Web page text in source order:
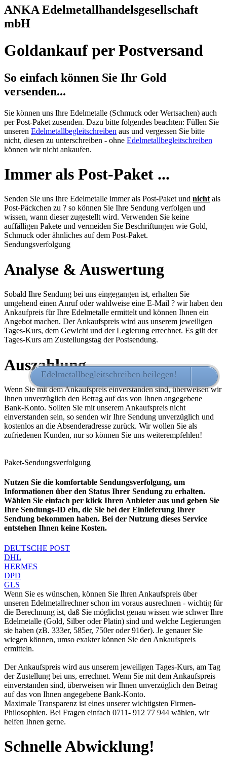
ANKA Edelmetallhandelsgesellschaft
mbH
Goldankauf per Postversand
So einfach können Sie Ihr Gold
versenden...
Sie können uns Ihre Edelmetalle (Schmuck oder Wertsachen) auch
per Post-Paket zusenden. Dazu bitte folgendes beachten: Füllen Sie
unseren Edelmetallbegleitschreiben aus und vergessen Sie bitte
nicht, diesen zu unterschreiben - ohne Edelmetallbegleitschreiben
können wir nicht ankaufen.
Immer als Post-Paket ...
Senden Sie uns Ihre Edelmetalle immer als Post-Paket und nichtals
Post-Päckchen zu ? so können Sie Ihre Sendung verfolgen und
wissen, wann dieser zugestellt wird. Verwenden Sie keine
auffälligen Pakete und vermeiden Sie Beschriftungen wie Gold,
Schmuck oder ähnliches auf dem Post-Paket.
Sendungsverfolgung
Analyse & Auswertung
Sobald Ihre Sendung bei uns eingegangen ist, erhalten Sie
umgehend einen Anruf oder wahlweise eine E-Mail ? wir haben den
Ankaufpreis für Ihre Edelmetalle ermittelt und können Ihnen ein
Angebot machen. Der Ankaufspreis wird aus unserem jeweiligen
Tages-Kurs, dem Gewicht und der Legierung errechnet. Es gilt der
Tages-Kurs am Zustellungstag der Postsendung.
Auszahlung
Wenn Sie mit dem Ankaufspreis einverstanden sind, überweisen wir
Ihnen unverzüglich den Betrag auf das von Ihnen angegebene
Bank-Konto. Sollten Sie mit unserem Ankaufspreis nicht
einverstanden sein, so senden wir Ihre Sendung unverzüglich und
kostenlos an die Absenderadresse zurück. Wir wollen Sie als
zufriedenen Kunden, nur so können Sie uns weiterempfehlen!
Paket-Sendungsverfolgung
Nutzen Sie die komfortable Sendungsverfolgung, um
Informationen über den Status Ihrer Sendung zu erhalten.
Wählen Sie einfach per klick Ihren Anbieter aus und geben Sie
Ihre Sendungs-ID ein, die Sie bei der Einlieferung Ihrer
Sendung bekommen haben. Bei der Nutzung dieses Service
entstehen Ihnen keine Kosten.
DEUTSCHE POST
DHL
HERMES
DPD
GLS
Wenn Sie es wünschen, können Sie Ihren Ankaufspreis über
unseren Edelmetallrechnerschon im voraus ausrechnen - wichtig für
die Berechnung ist, daß Sie möglichst genau wissen wie schwer Ihre
Edelmetalle (Gold, Silber oder Platin) sind und welche Legierungen
sie haben (zB. 333er, 585er, 750er oder 916er). Je genauer Sie
wiegen können, umso exakter können Sie den Ankaufspreis
ermitteln.
Der Ankaufspreis wird aus unserem jeweiligen Tages-Kurs, am Tag
der Zustellung bei uns, errechnet. Wenn Sie mit dem Ankaufspreis
einverstanden sind, überweisen wir Ihnen unverzüglich den Betrag
auf das von Ihnen angegebene Bank-Konto.
Maximale Transparenz ist eines unserer wichtigsten Firmen-
Philosophien. Bei Fragen einfach 0711- 912 77 944 wählen, wir
helfen Ihnen gerne.
Edelmetallbegleitschreiben beilegen! HIER
Schnelle Abwicklung!